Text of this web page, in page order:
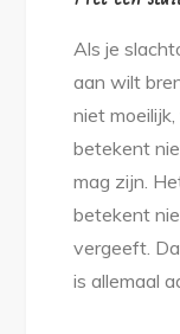
Als je
aan wilt
niet
betekent
mag zijn.
betekent
vergeeft.
is allemaal